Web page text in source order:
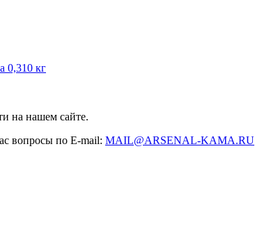
0,310 кг
на нашем сайте.
вопросы по E-mail: MAIL@ARSENAL-KAMA.RU